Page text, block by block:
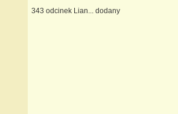
343 odcinek Lian... dodany